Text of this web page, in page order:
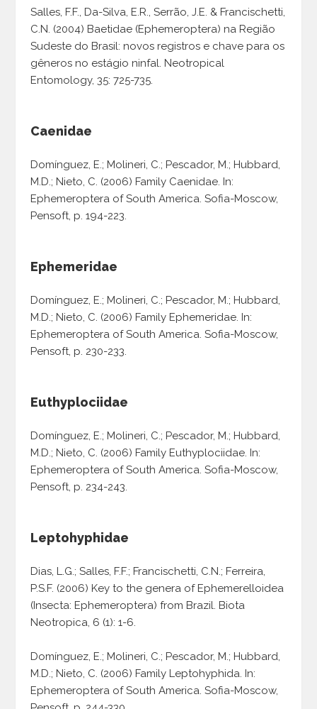
Salles, F.F., Da-Silva, E.R., Serrão, J.E. & Francischetti,
C.N. (2004) Baetidae (Ephemeroptera) na Região
Sudeste do Brasil: novos registros e chave para os
gêneros no estágio ninfal. Neotropical
Entomology, 35: 725-735.
Caenidae
Domínguez, E.; Molineri, C.; Pescador, M.; Hubbard,
M.D.; Nieto, C. (2006) Family Caenidae. In:
Ephemeroptera of South America. Sofia-Moscow,
Pensoft, p. 194-223.
Ephemeridae
Domínguez, E.; Molineri, C.; Pescador, M.; Hubbard,
M.D.; Nieto, C. (2006) Family Ephemeridae. In:
Ephemeroptera of South America. Sofia-Moscow,
Pensoft, p. 230-233.
Euthyplociidae
Domínguez, E.; Molineri, C.; Pescador, M.; Hubbard,
M.D.; Nieto, C. (2006) Family Euthyplociidae. In:
Ephemeroptera of South America. Sofia-Moscow,
Pensoft, p. 234-243.
Leptohyphidae
Dias, L.G.; Salles, F.F.; Francischetti, C.N.; Ferreira,
P.S.F. (2006) Key to the genera of Ephemerelloidea
(Insecta: Ephemeroptera) from Brazil. Biota
Neotropica, 6 (1): 1-6.
Domínguez, E.; Molineri, C.; Pescador, M.; Hubbard,
M.D.; Nieto, C. (2006) Family Leptohyphida. In:
Ephemeroptera of South America. Sofia-Moscow,